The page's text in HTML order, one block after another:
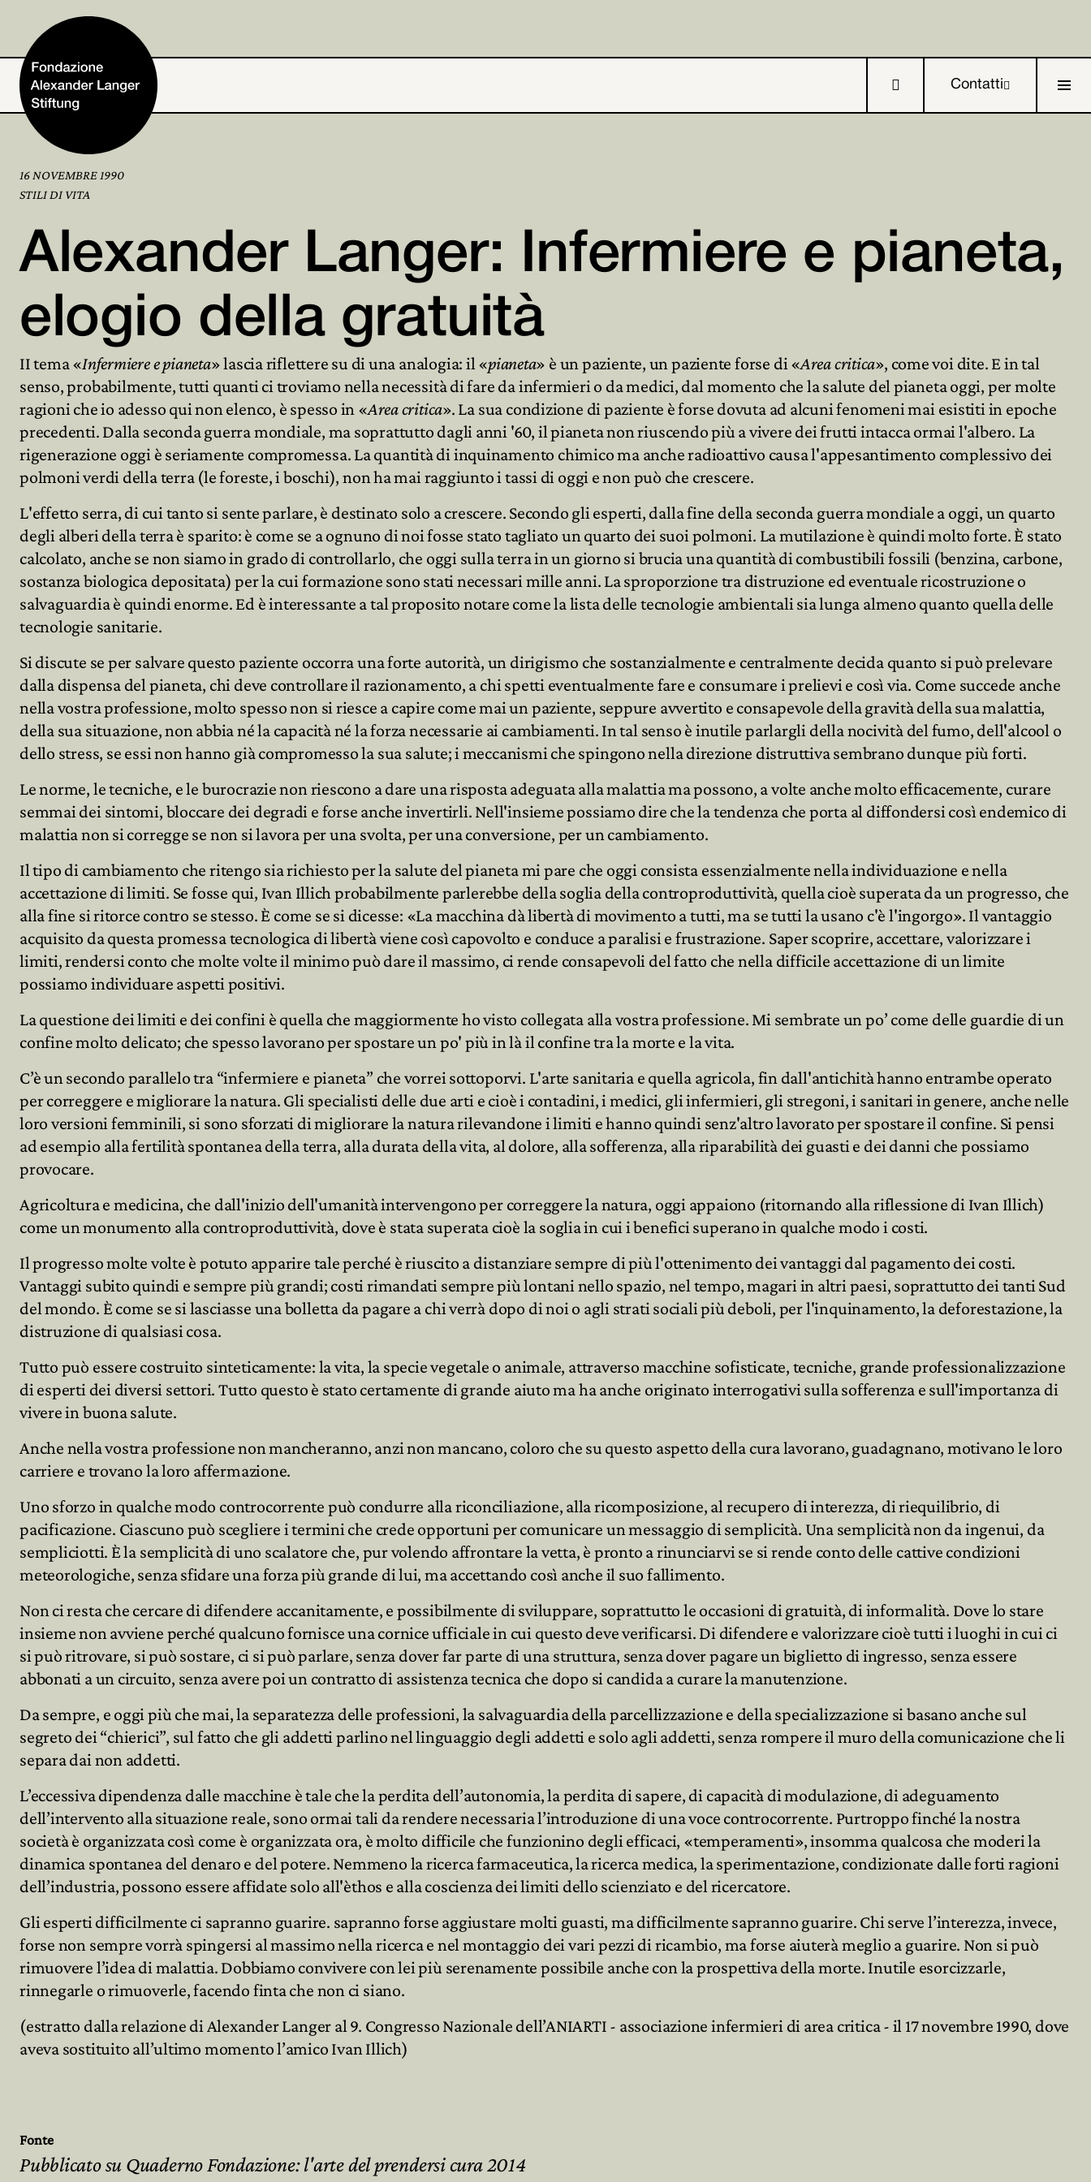
Home
Fondazione
Attività e progetti
Alexander Langer
Archivio 
Partecipa
 Contatti
16 NOVEMBRE 1990
STILI DI VITA
Alexander Langer: Infermiere e pianeta,
elogio della gratuità
II tema «Infermiere e pianeta» lascia riflettere su di una analogia: il «pianeta» è un paziente, un paziente forse di «Area critica», come voi dite. E in tal
senso, probabilmente, tutti quanti ci troviamo nella necessità di fare da infermieri o da medici, dal momento che la salute del pianeta oggi, per molte
ragioni che io adesso qui non elenco, è spesso in «Area critica». La sua condizione di paziente è forse dovuta ad alcuni fenomeni mai esistiti in epoche
precedenti. Dalla seconda guerra mondiale, ma soprattutto dagli anni '60, il pianeta non riuscendo più a vivere dei frutti intacca ormai l'albero. La
rigenerazione oggi è seriamente compromessa. La quantità di inquinamento chimico ma anche radioattivo causa l'appesantimento complessivo dei
polmoni verdi della terra (le foreste, i boschi), non ha mai raggiunto i tassi di oggi e non può che crescere.
L'effetto serra, di cui tanto si sente parlare, è destinato solo a crescere. Secondo gli esperti, dalla fine della seconda guerra mondiale a oggi, un quarto
degli alberi della terra è sparito: è come se a ognuno di noi fosse stato tagliato un quarto dei suoi polmoni. La mutilazione è quindi molto forte. È stato
calcolato, anche se non siamo in grado di controllarlo, che oggi sulla terra in un giorno si brucia una quantità di combustibili fossili (benzina, carbone,
sostanza biologica depositata) per la cui formazione sono stati necessari mille anni. La sproporzione tra distruzione ed eventuale ricostruzione o
salvaguardia è quindi enorme. Ed è interessante a tal proposito notare come la lista delle tecnologie ambientali sia lunga almeno quanto quella delle
tecnologie sanitarie.
Si discute se per salvare questo paziente occorra una forte autorità, un dirigismo che sostanzialmente e centralmente decida quanto si può prelevare
dalla dispensa del pianeta, chi deve controllare il razionamento, a chi spetti eventualmente fare e consumare i prelievi e così via. Come succede anche
nella vostra professione, molto spesso non si riesce a capire come mai un paziente, seppure avvertito e consapevole della gravità della sua malattia,
della sua situazione, non abbia né la capacità né la forza necessarie ai cambiamenti. In tal senso è inutile parlargli della nocività del fumo, dell'alcool o
dello stress, se essi non hanno già compromesso la sua salute; i meccanismi che spingono nella direzione distruttiva sembrano dunque più forti.
Le norme, le tecniche, e le burocrazie non riescono a dare una risposta adeguata alla malattia ma possono, a volte anche molto efficacemente, curare
semmai dei sintomi, bloccare dei degradi e forse anche invertirli. Nell'insieme possiamo dire che la tendenza che porta al diffondersi così endemico di
malattia non si corregge se non si lavora per una svolta, per una conversione, per un cambiamento.
Il tipo di cambiamento che ritengo sia richiesto per la salute del pianeta mi pare che oggi consista essenzialmente nella individuazione e nella
accettazione di limiti. Se fosse qui, Ivan Illich probabilmente parlerebbe della soglia della controproduttività, quella cioè superata da un progresso, che
alla fine si ritorce contro se stesso. È come se si dicesse: «La macchina dà libertà di movimento a tutti, ma se tutti la usano c'è l'ingorgo». Il vantaggio
acquisito da questa promessa tecnologica di libertà viene così capovolto e conduce a paralisi e frustrazione. Saper scoprire, accettare, valorizzare i
limiti, rendersi conto che molte volte il minimo può dare il massimo, ci rende consapevoli del fatto che nella difficile accettazione di un limite
possiamo individuare aspetti positivi.
La questione dei limiti e dei confini è quella che maggiormente ho visto collegata alla vostra professione. Mi sembrate un po’ come delle guardie di un
confine molto delicato; che spesso lavorano per spostare un po' più in là il confine tra la morte e la vita.
C’è un secondo parallelo tra “infermiere e pianeta” che vorrei sottoporvi. L'arte sanitaria e quella agricola, fin dall'antichità hanno entrambe operato
per correggere e migliorare la natura. Gli specialisti delle due arti e cioè i contadini, i medici, gli infermieri, gli stregoni, i sanitari in genere, anche nelle
loro versioni femminili, si sono sforzati di migliorare la natura rilevandone i limiti e hanno quindi senz'altro lavorato per spostare il confine. Si pensi
ad esempio alla fertilità spontanea della terra, alla durata della vita, al dolore, alla sofferenza, alla riparabilità dei guasti e dei danni che possiamo
provocare.
Agricoltura e medicina, che dall'inizio dell'umanità intervengono per correggere la natura, oggi appaiono (ritornando alla riflessione di Ivan Illich)
come un monumento alla controproduttività, dove è stata superata cioè la soglia in cui i benefici superano in qualche modo i costi.
Il progresso molte volte è potuto apparire tale perché è riuscito a distanziare sempre di più l'ottenimento dei vantaggi dal pagamento dei costi.
Vantaggi subito quindi e sempre più grandi; costi rimandati sempre più lontani nello spazio, nel tempo, magari in altri paesi, soprattutto dei tanti Sud
del mondo. È come se si lasciasse una bolletta da pagare a chi verrà dopo di noi o agli strati sociali più deboli, per l'inquinamento, la deforestazione, la
distruzione di qualsiasi cosa.
Tutto può essere costruito sinteticamente: la vita, la specie vegetale o animale, attraverso macchine sofisticate, tecniche, grande professionalizzazione
di esperti dei diversi settori. Tutto questo è stato certamente di grande aiuto ma ha anche originato interrogativi sulla sofferenza e sull'importanza di
vivere in buona salute.
Anche nella vostra professione non mancheranno, anzi non mancano, coloro che su questo aspetto della cura lavorano, guadagnano, motivano le loro
carriere e trovano la loro affermazione.
Uno sforzo in qualche modo controcorrente può condurre alla riconciliazione, alla ricomposizione, al recupero di interezza, di riequilibrio, di
pacificazione. Ciascuno può scegliere i termini che crede opportuni per comunicare un messaggio di semplicità. Una semplicità non da ingenui, da
sempliciotti. È la semplicità di uno scalatore che, pur volendo affrontare la vetta, è pronto a rinunciarvi se si rende conto delle cattive condizioni
meteorologiche, senza sfidare una forza più grande di lui, ma accettando così anche il suo fallimento.
Non ci resta che cercare di difendere accanitamente, e possibilmente di sviluppare, soprattutto le occasioni di gratuità, di informalità. Dove lo stare
insieme non avviene perché qualcuno fornisce una cornice ufficiale in cui questo deve verificarsi. Di difendere e valorizzare cioè tutti i luoghi in cui ci
si può ritrovare, si può sostare, ci si può parlare, senza dover far parte di una struttura, senza dover pagare un biglietto di ingresso, senza essere
abbonati a un circuito, senza avere poi un contratto di assistenza tecnica che dopo si candida a curare la manutenzione.
Da sempre, e oggi più che mai, la separatezza delle professioni, la salvaguardia della parcellizzazione e della specializzazione si basano anche sul
segreto dei “chierici”, sul fatto che gli addetti parlino nel linguaggio degli addetti e solo agli addetti, senza rompere il muro della comunicazione che li
separa dai non addetti.
L’eccessiva dipendenza dalle macchine è tale che la perdita dell’autonomia, la perdita di sapere, di capacità di modulazione, di adeguamento
dell’intervento alla situazione reale, sono ormai tali da rendere necessaria l’introduzione di una voce controcorrente. Purtroppo finché la nostra
società è organizzata così come è organizzata ora, è molto difficile che funzionino degli efficaci, «temperamenti», insomma qualcosa che moderi la
dinamica spontanea del denaro e del potere. Nemmeno la ricerca farmaceutica, la ricerca medica, la sperimentazione, condizionate dalle forti ragioni
dell’industria, possono essere affidate solo all'èthos e alla coscienza dei limiti dello scienziato e del ricercatore.
Gli esperti difficilmente ci sapranno guarire. sapranno forse aggiustare molti guasti, ma difficilmente sapranno guarire. Chi serve l’interezza, invece,
forse non sempre vorrà spingersi al massimo nella ricerca e nel montaggio dei vari pezzi di ricambio, ma forse aiuterà meglio a guarire. Non si può
rimuovere l’idea di malattia. Dobbiamo convivere con lei più serenamente possibile anche con la prospettiva della morte. Inutile esorcizzarle,
rinnegarle o rimuoverle, facendo finta che non ci siano.
(estratto dalla relazione di Alexander Langer al 9. Congresso Nazionale dell’ANIARTI - associazione infermieri di area critica - il 17 novembre 1990, dove
aveva sostituito all’ultimo momento l’amico Ivan Illich)
Fonte
Pubblicato su Quaderno Fondazione: l'arte del prendersi cura 2014